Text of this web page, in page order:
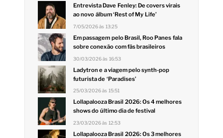
Entrevista Dave Fenley: De covers virais
ao novo álbum ‘Rest of My Life’
7/05/2026 às 13:25
Em passagem pelo Brasil, Roo Panes fala
sobre conexão com fãs brasileiros
30/03/2026 às 16:53
Ladytron e a viagem pelo synth-pop
futurista de ‘Paradises’
25/03/2026 às 15:51
Lollapalooza Brasil 2026: Os 4 melhores
shows do último dia de festival
23/03/2026 às 12:53
Lollapalooza Brasil 2026: Os 3 melhores